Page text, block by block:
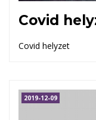
Covid
Covid helyzet
2019-12-09